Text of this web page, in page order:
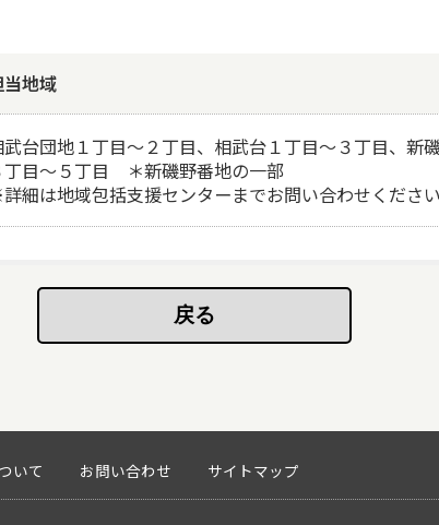
当地域
武台団地１丁目〜２丁目、相武台１丁目〜３丁目、新
丁目〜５丁目 ＊新磯野番地の一部
細は地域包括支援センターまでお問い合わせください
いて お問い合わせ サイトマップ